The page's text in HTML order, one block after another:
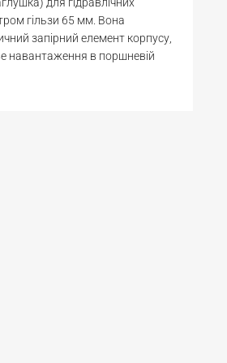
гільзи 65 мм. Вона
запірний елемент корпусу,
навантаження в поршневій